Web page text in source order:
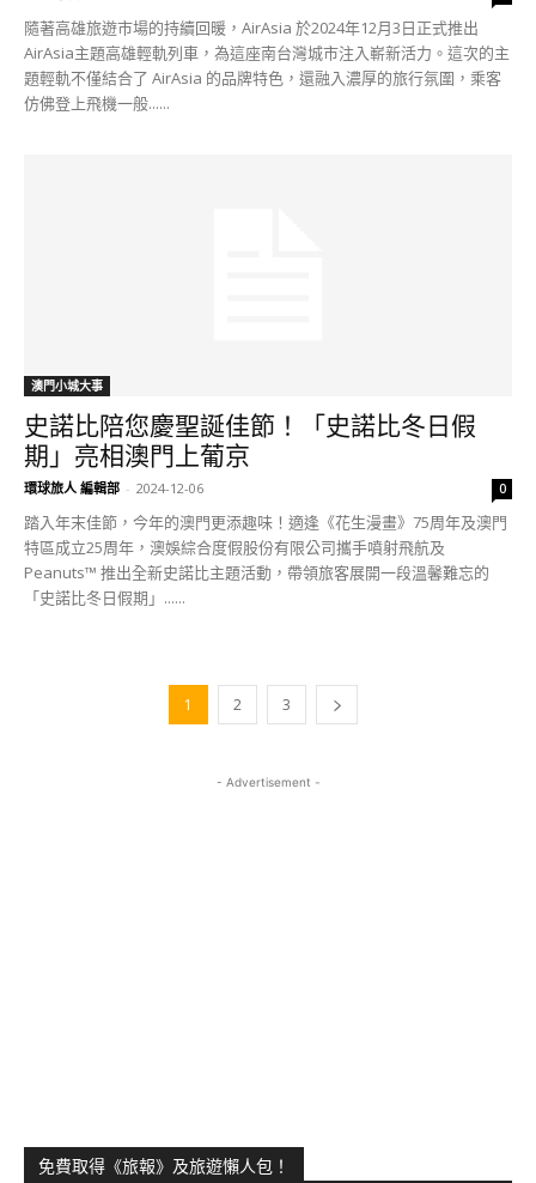
隨著高雄旅遊市場的持續回暖，AirAsia 於2024年12月3日正式推出
AirAsia主題高雄輕軌列車，為這座南台灣城市注入嶄新活力。這次的主
題輕軌不僅結合了 AirAsia 的品牌特色，還融入濃厚的旅行氛圍，乘客
仿佛登上飛機一般......
澳門小城大事
史諾比陪您慶聖誕佳節！「史諾比冬日假
期」亮相澳門上葡京
環球旅人 編輯部 - 2024-12-06 0
踏入年末佳節，今年的澳門更添趣味！適逢《花生漫畫》75周年及澳門
特區成立25周年，澳娛綜合度假股份有限公司攜手噴射飛航及
Peanuts™ 推出全新史諾比主題活動，帶領旅客展開一段溫馨難忘的
「史諾比冬日假期」......
1 2 3
- Advertisement -
免費取得《旅報》及旅遊懶人包！